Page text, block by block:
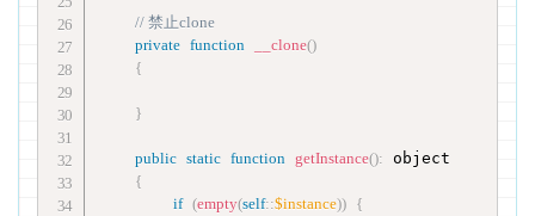
// 禁止clone
private function __clone()
{
}
public static function getInstance(): object
{
if (empty(self::$instance)) {